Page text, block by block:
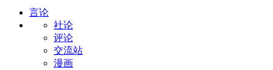
言论
社论
评论
交流站
漫画